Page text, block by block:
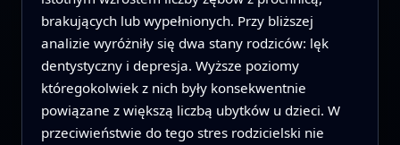
brakujących lub wypełnionych. Przy bliższej
analizie wyróżniły się dwa stany rodziców: lęk
dentystyczny i depresja. Wyższe poziomy
któregokolwiek z nich były konsekwentnie
powiązane z większą liczbą ubytków u dzieci. W
przeciwieństwie do tego stres rodzicielski nie